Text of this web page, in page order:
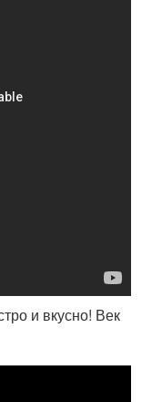
и вкусно! Век